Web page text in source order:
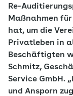
Re-
Maßnahmen
hat, um die
Privatleben in
Beschäftigten
Schmitz,
Service GmbH.
und Ansporn